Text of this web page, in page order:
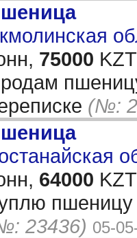
75000
(№:
64000
пшеницу
23436) 05-